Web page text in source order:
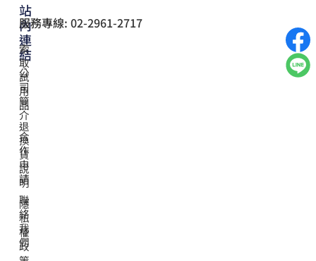
站
內
連
結
公
司
簡
介
合
作
申
請
聯
絡
我
們
索
取
試
用
品
退
換
貨
說
明
隱
私
權
政
服務專線: 02-2961-2717